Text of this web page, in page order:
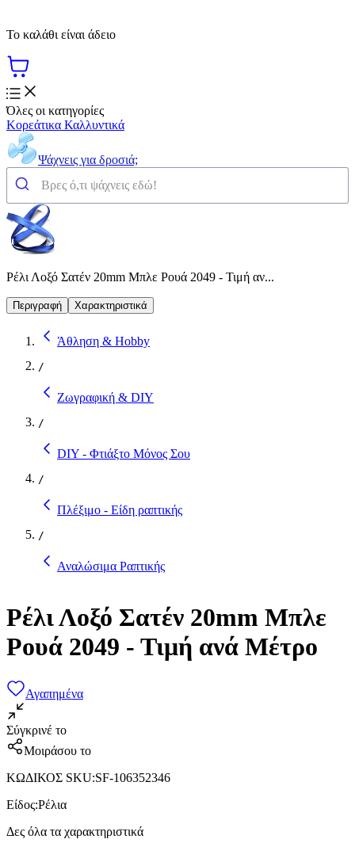
Το καλάθι είναι άδειο
Όλες οι κατηγορίες
Κορεάτικα Καλλυντικά
Ψάχνεις για δροσιά;
Ρέλι Λοξό Σατέν 20mm Μπλε Ρουά 2049 - Τιμή αν...
Περιγραφή Χαρακτηριστικά
Άθληση & Hobby
/
Ζωγραφική & DIY
/
DIY - Φτιάξτο Μόνος Σου
/
Πλέξιμο - Είδη ραπτικής
/
Αναλώσιμα Ραπτικής
Ρέλι Λοξό Σατέν 20mm Μπλε
Ρουά 2049 - Τιμή ανά Μέτρο
Αγαπημένα
Σύγκρινέ το
Μοιράσου το
ΚΩΔΙΚΟΣ SKU:SF-106352346
Είδος:Ρέλια
Δες όλα τα χαρακτηριστικά